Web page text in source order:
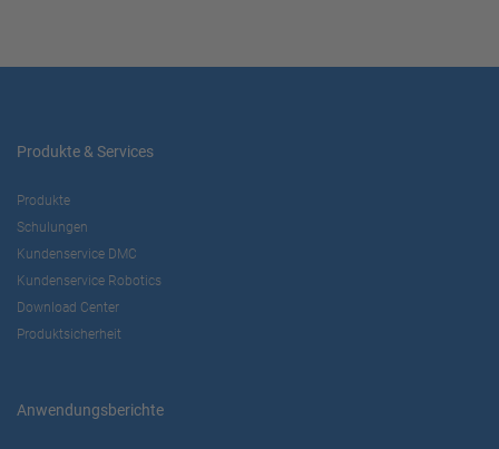
Produkte & Services
Produkte
Schulungen
Kundenservice DMC
Kundenservice Robotics
Download Center
Produktsicherheit
Anwendungsberichte